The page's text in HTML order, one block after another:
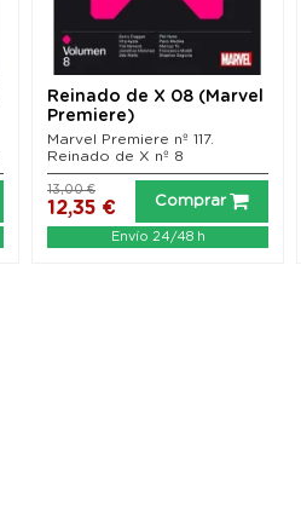
Reinado de X 08 (Marvel
Premiere)
Marvel Premiere nº 117.
Reinado de X nº 8
12,35 €
13,00 €
Comprar
Envío 24/48 h